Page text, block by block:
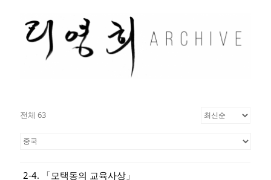
전체 63
2-4. 「모택동의 교육사상」